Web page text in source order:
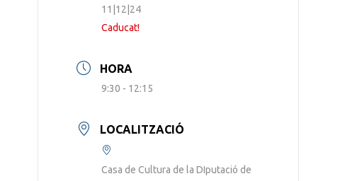
11|12|24
Caducat!
HORA
9:30 - 12:15
LOCALITZACIÓ
Casa de Cultura de la DIputació de